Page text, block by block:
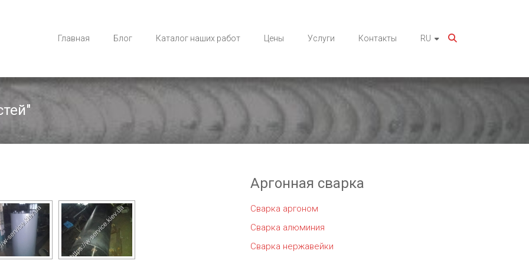
Главная Блог Каталог наших работ Цены Услуги Контакты RU
Аргонная сварка
Сварка аргоном
Сварка алюминия
Сварка нержавейки